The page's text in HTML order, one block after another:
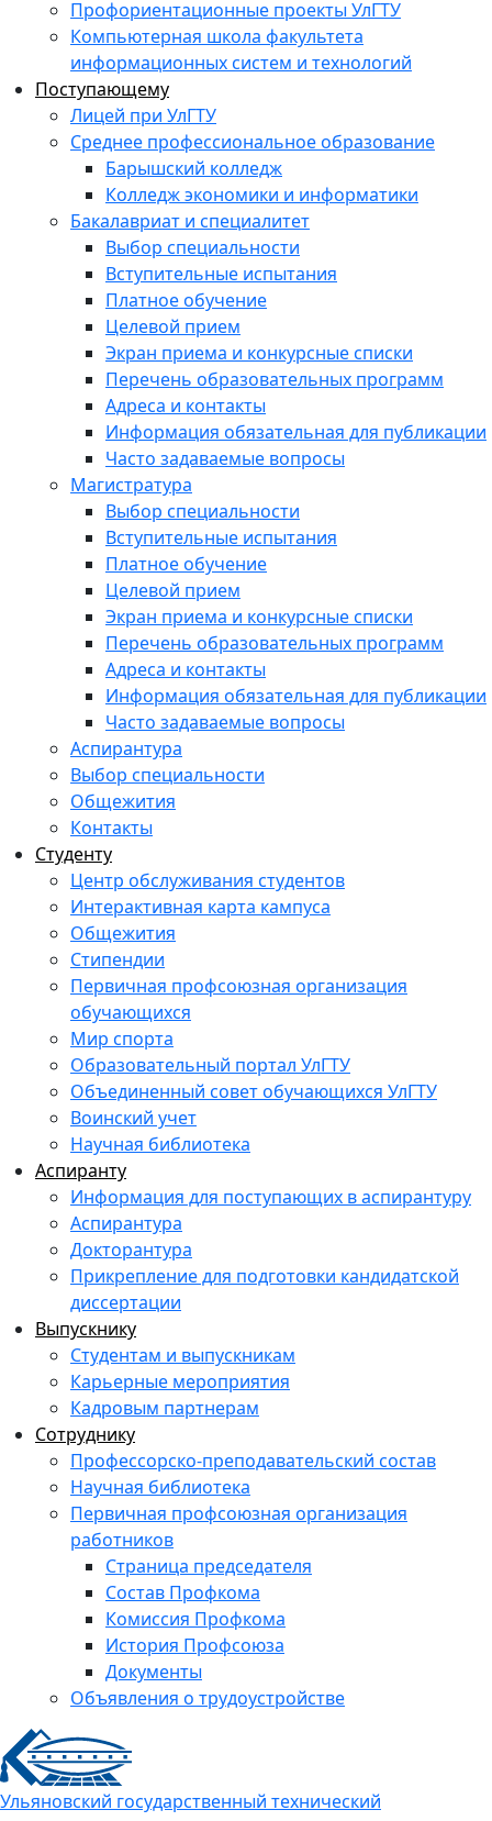
Профориентационные проекты УлГТУ
Компьютерная школа факультета
информационных систем и технологий
Поступающему
Лицей при УлГТУ
Среднее профессиональное образование
Барышский колледж
Колледж экономики и информатики
Бакалавриат и специалитет
Выбор специальности
Вступительные испытания
Платное обучение
Целевой прием
Экран приема и конкурсные списки
Перечень образовательных программ
Адреса и контакты
Информация обязательная для публикации
Часто задаваемые вопросы
Магистратура
Выбор специальности
Вступительные испытания
Платное обучение
Целевой прием
Экран приема и конкурсные списки
Перечень образовательных программ
Адреса и контакты
Информация обязательная для публикации
Часто задаваемые вопросы
Аспирантура
Выбор специальности
Общежития
Контакты
Студенту
Центр обслуживания студентов
Интерактивная карта кампуса
Общежития
Стипендии
Первичная профсоюзная организация
обучающихся
Мир спорта
Образовательный портал УлГТУ
Объединенный совет обучающихся УлГТУ
Воинский учет
Научная библиотека
Аспиранту
Информация для поступающих в аспирантуру
Аспирантура
Докторантура
Прикрепление для подготовки кандидатской
диссертации
Выпускнику
Студентам и выпускникам
Карьерные мероприятия
Кадровым партнерам
Сотруднику
Профессорско-преподавательский состав
Научная библиотека
Первичная профсоюзная организация
работников
Страница председателя
Состав Профкома
Комиссия Профкома
История Профсоюза
Документы
Объявления о трудоустройстве
Ульяновский государственный технический